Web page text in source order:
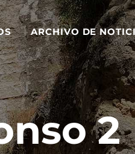
ARCHIVO DE
2